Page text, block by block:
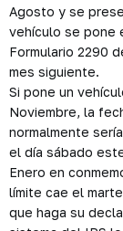
Agosto y se
vehículo se pone
Formulario 2290
mes siguiente.
Si pone un
Noviembre, la
normalmente
el día sábado
Enero en
límite cae el
que haga su